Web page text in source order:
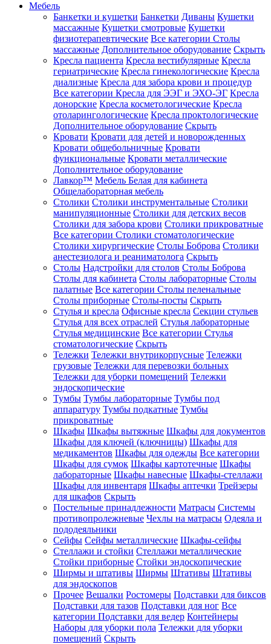
Мебель
Банкетки и кушетки Банкетки Диваны Кушетки
массажные Кушетки смотровые Кушетки
физиотерапевтические Все категории Столы
массажные Дополнительное оборудование Скрыть
Кресла пациента Кресла вестибулярные Кресла
гериатрические Кресла гинекологические Кресла
диализные Кресла для забора крови и процедур
Все категории Кресла для ЭЭГ и ЭХО-ЭГ Кресла
донорские Кресла косметологические Кресла
отоларингологические Кресла проктологические
Дополнительное оборудование Скрыть
Кровати Кровати для детей и новорожденных
Кровати общебольничные Кровати
функциональные Кровати металлические
Дополнительное оборудование
Лавкор™ Мебель Белая для кабинета
Общелабораторная мебель
Столики Столики инструментальные Столики
манипуляционные Столики для детских весов
Столики для забора крови Столики прикроватные
Все категории Столики стоматологические
Столики хирургические Столы Боброва Столики
анестезиолога и реаниматолога Скрыть
Столы Надстройки для столов Столы Боброва
Столы для кабинета Столы лабораторные Столы
палатные Все категории Столы пеленальные
Столы приборные Столы-посты Скрыть
Стулья и кресла Офисные кресла Секции стульев
Стулья для всех отраслей Стулья лабораторные
Стулья медицинские Все категории Стулья
стоматологические Скрыть
Тележки Тележки внутрикорпусные Тележки
грузовые Тележки для перевозки больных
Тележки для уборки помещений Тележки
эндоскопические
Тумбы Тумбы лабораторные Тумбы под
аппаратуру Тумбы подкатные Тумбы
прикроватные
Шкафы Шкафы вытяжные Шкафы для документов
Шкафы для ключей (ключницы) Шкафы для
медикаментов Шкафы для одежды Все категории
Шкафы для сумок Шкафы картотечные Шкафы
лабораторные Шкафы навесные Шкафы-стеллажи
Шкафы для инвентаря Шкафы аптечки Трейзеры
для шкафов Скрыть
Постельные принадлежности Матрасы Системы
противопролежневые Чехлы на матрасы Одеяла и
пододеяльники
Сейфы Сейфы металлические Шкафы-сейфы
Стеллажи и стойки Стеллажи металлические
Стойки приборные Стойки эндоскопические
Ширмы и штативы Ширмы Штативы Штативы
для эндоскопов
Прочее Вешалки Ростомеры Подставки для биксов
Подставки для тазов Подставки для ног Все
категории Подставки для ведер Контейнеры
Наборы для уборки пола Тележки для уборки
помещений Скрыть